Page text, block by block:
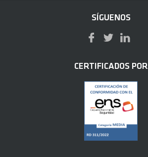
SÍGUENOS
CERTIFICADOS POR